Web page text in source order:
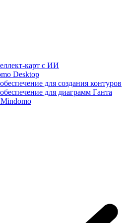
карт с ИИ
Desktop
для создания контуров
для диаграмм Ганта